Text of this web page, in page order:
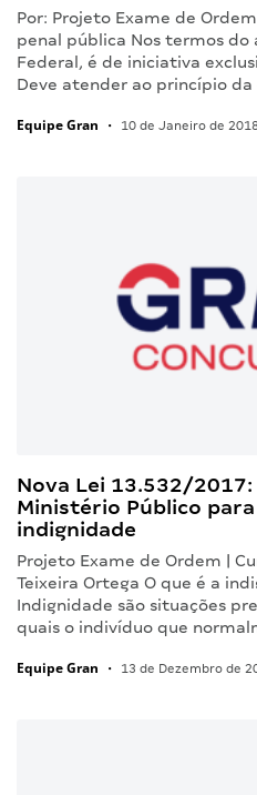
Por: Projeto Exame de
penal pública Nos termos do
Federal, é de iniciativa
Deve atender ao princípio
Equipe Gran • 10 de Janeiro de
Nova Lei 13.532/
Ministério Público
indignidade
Projeto Exame de Ordem |
Teixeira Ortega O que é a
Indignidade são situações
quais o indivíduo que
Equipe Gran • 13 de Dezembro de